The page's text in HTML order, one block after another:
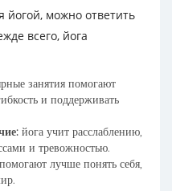
йогой, можно ответить
всего, йога
занятия помогают
и поддерживать
йога учит расслаблению,
и тревожностью.
лучше понять себя,